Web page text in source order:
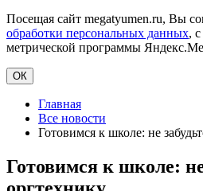
Посещая сайт megatyumen.ru, Вы
обработки персональных данных,
метрической программы
ОК
Главная
Все новости
Готовимся к школе: не
Готовимся к школе: